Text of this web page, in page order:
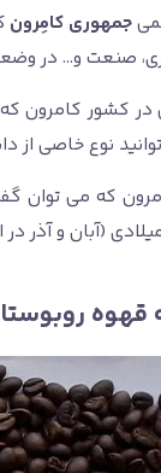
جمهوری کامِرون
صنعت و... در
کشور کامرون
نوع خاصی از
که می
(آبان و آذر